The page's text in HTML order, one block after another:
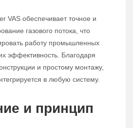
VAS обеспечивает точное и
газового потока, что
работу промышленных
эффективность. Благодаря
и простому монтажу,
в любую систему.
и принцип